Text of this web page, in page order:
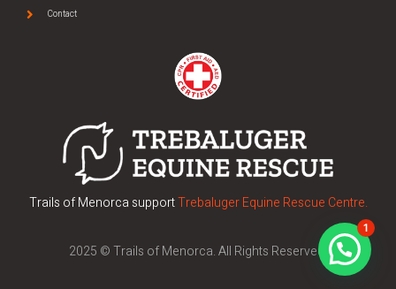
Contact
Trails of Menorca supportTrebaluger Equine Rescue Centre.
2025 © Trails of Menorca. All Rights Reserved.
1